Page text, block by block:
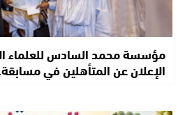
مؤسسة محمد السادس للعلماء
الإعلان عن المتأهلين في